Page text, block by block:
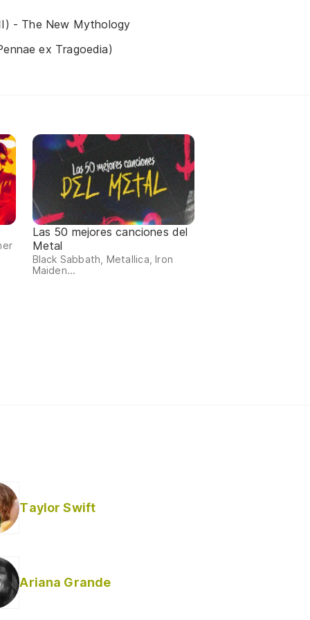
- The New Mythology
ex Tragoedia)
Las 50 mejores canciones del
Metal
Black Sabbath, Metallica, Iron
Maiden...
Taylor Swift
Ariana Grande